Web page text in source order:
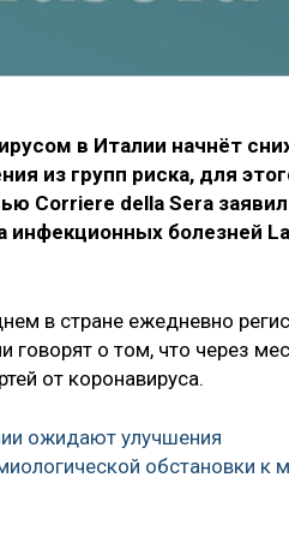
в Италии начнёт
из групп риска, для
Corriere della Sera
инфекционных болезней
в стране ежедневно
говорят о том, что через
от коронавируса.
ожидают улучшения
обстановки